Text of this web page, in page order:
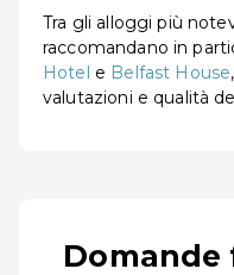
Tra gli alloggi più
raccomandano in
Hotel e Belfast House
valutazioni e qualità